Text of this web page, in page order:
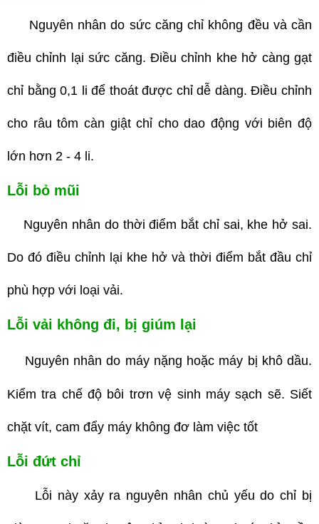
Nguyên nhân do sức căng chỉ không đều và cần
điều chỉnh lại sức căng. Điều chỉnh khe hở càng gạt
chỉ bằng 0,1 li để thoát được chỉ dễ dàng. Điều chỉnh
cho râu tôm càn giật chỉ cho dao động với biên độ
lớn hơn 2 - 4 li.
Lỗi bỏ mũi
Nguyên nhân do thời điểm bắt chỉ sai, khe hở sai.
Do đó điều chỉnh lại khe hở và thời điểm bắt đầu chỉ
phù hợp với loại vải.
Lỗi vải không đi, bị giúm lại
Nguyên nhân do máy nặng hoặc máy bị khô dầu.
Kiểm tra chế độ bôi trơn vệ sinh máy sạch sẽ. Siết
chặt vít, cam đẩy máy không đơ làm việc tốt
Lỗi đứt chỉ
Lỗi này xảy ra nguyên nhân chủ yếu do chỉ bị